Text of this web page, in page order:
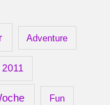
Adventure
2011
Fun